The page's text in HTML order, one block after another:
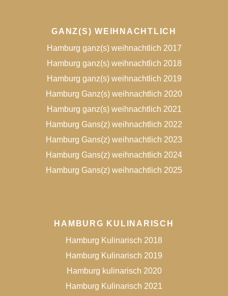
GANZ(S) WEIHNACHTLICH
Hamburg ganz(s) weihnachtlich 2017
Hamburg ganz(s) weihnachtlich 2018
Hamburg ganz(s) weihnachtlich 2019
Hamburg Ganz(s) weihnachtlich 2020
Hamburg ganz(s) weihnachtlich 2021
Hamburg Gans(z) weihnachtlich 2022
Hamburg Gans(z) weihnachtlich 2023
Hamburg Gans(z) weihnachtlich 2024
Hamburg Gans(z) weihnachtlich 2025
HAMBURG KULINARISCH
Hamburg Kulinarisch 2018
Hamburg Kulinarisch 2019
Hamburg kulinarisch 2020
Hamburg Kulinarisch 2021